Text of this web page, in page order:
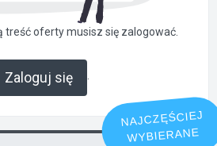
treść oferty musisz się zalogować.
Zaloguj się .
NAJCZĘŚCIEJ
WYBIERANE